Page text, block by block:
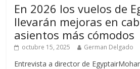
En 2026 los vuelos de
llevarán mejoras en
asientos más cómodos
octubre 15, 2025 German Delgado
Entrevista a director de